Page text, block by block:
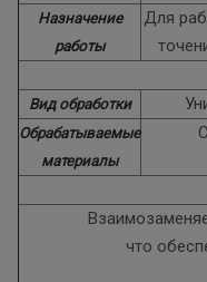
Назначение
работы
Для
Вид обработки
Обрабатываемые
материалы
что